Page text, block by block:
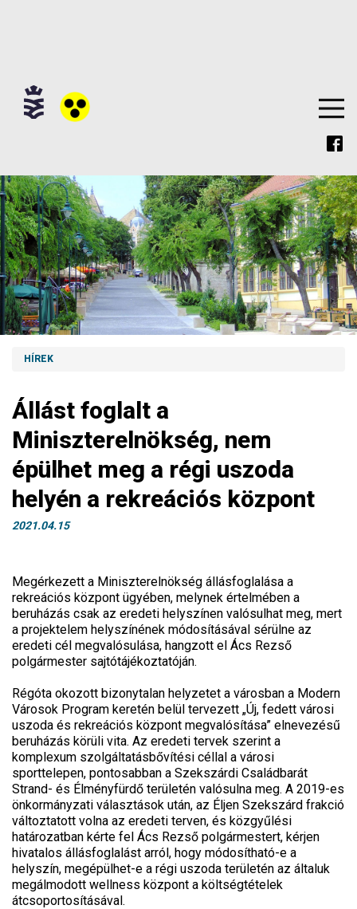
HÍREK
Állást foglalt a
Miniszterelnökség, nem
épülhet meg a régi uszoda
helyén a rekreációs központ
2021.04.15
Megérkezett a Miniszterelnökség állásfoglalása a
rekreációs központ ügyében, melynek értelmében a
beruházás csak az eredeti helyszínen valósulhat meg, mert
a projektelem helyszínének módosításával sérülne az
eredeti cél megvalósulása, hangzott el Ács Rezső
polgármester sajtótájékoztatóján.
Régóta okozott bizonytalan helyzetet a városban a Modern
Városok Program keretén belül tervezett „Új, fedett városi
uszoda és rekreációs központ megvalósítása” elnevezésű
beruházás körüli vita. Az eredeti tervek szerint a
komplexum szolgáltatásbővítési céllal a városi
sporttelepen, pontosabban a Szekszárdi Családbarát
Strand- és Élményfürdő területén valósulna meg. A 2019-es
önkormányzati választások után, az Éljen Szekszárd frakció
változtatott volna az eredeti terven, és közgyűlési
határozatban kérte fel Ács Rezső polgármestert, kérjen
hivatalos állásfoglalást arról, hogy módosítható-e a
helyszín, megépülhet-e a régi uszoda területén az általuk
megálmodott wellness központ a költségtételek
átcsoportosításával.